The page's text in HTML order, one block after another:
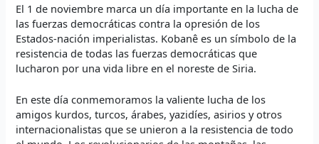
El 1 de noviembre marca un día importante en la lucha de
las fuerzas democráticas contra la opresión de los
Estados-nación imperialistas. Kobanê es un símbolo de la
resistencia de todas las fuerzas democráticas que
lucharon por una vida libre en el noreste de Siria.
En este día conmemoramos la valiente lucha de los
amigos kurdos, turcos, árabes, yazidíes, asirios y otros
internacionalistas que se unieron a la resistencia de todo